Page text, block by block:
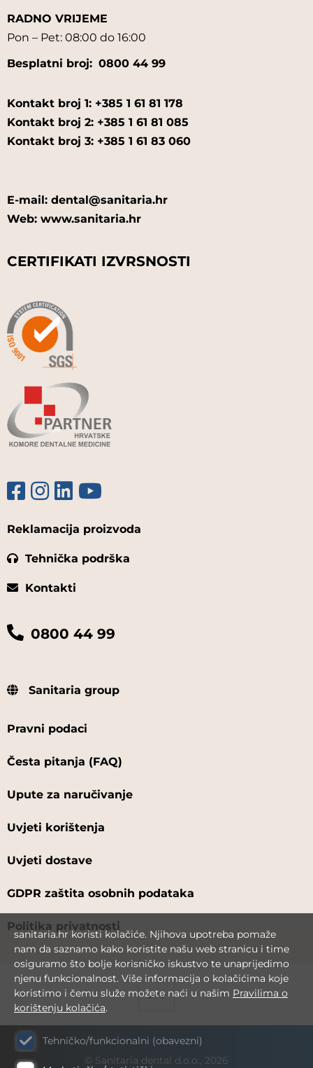
RADNO VRIJEME
Pon – Pet: 08:00 do 16:00
Besplatni broj: 0800 44 99
Kontakt broj 1: +385 1 61 81 178
Kontakt broj 2: +385 1 61 81 085
Kontakt broj 3: +385 1 61 83 060
E-mail: dental@sanitaria.hr
Web: www.sanitaria.hr
CERTIFIKATI IZVRSNOSTI
Reklamacija proizvoda
Tehnička podrška
Kontakti
0800 44 99
Sanitaria group
Pravni podaci
Česta pitanja (FAQ)
Upute za naručivanje
Uvjeti korištenja
Uvjeti dostave
GDPR zaštita osobnih podataka
Politika privatnosti
© Sanitaria dental d.o.o., 2026
sanitaria.hr koristi kolačiće. Njihova upotreba pomaže
nam da saznamo kako koristite našu web stranicu i time
osiguramo što bolje korisničko iskustvo te unaprijedimo
njenu funkcionalnost. Više informacija o kolačićima koje
koristimo i čemu služe možete naći u našim Pravilima o
korištenju kolačića.
Tehničko/funkcionalni (obavezni)